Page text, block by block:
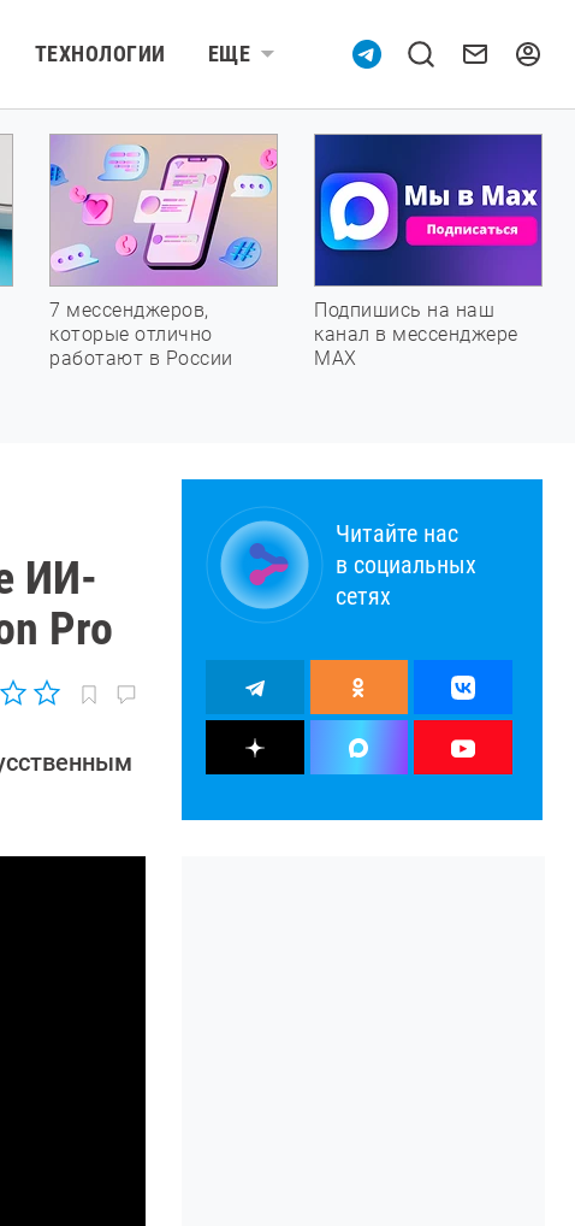
ТЕХНОЛОГИИ ЕЩЕ
7 мессенджеров,
которые отлично
работают в России
Подпишись на наш
канал в мессенджере
МАХ
ИИ-
Pro
Читайте нас
в социальных
сетях